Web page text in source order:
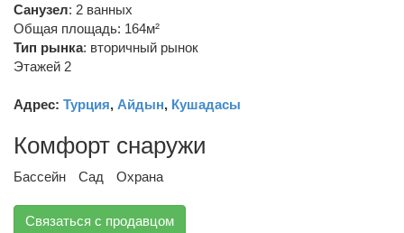
Санузел: 2 ванных
Общая площадь: 164м²
Тип рынка: вторичный рынок
Этажей 2
Адрес: Турция, Айдын, Кушадасы
Комфорт снаружи
Бассейн Сад Охрана
Связаться с продавцом